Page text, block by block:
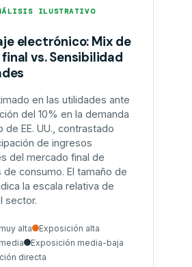
ILUSTRATIVO
electrónico: Mix de
vs. Sensibilidad
en las utilidades ante
del 10% en la demanda
de EE. UU., contrastado
de ingresos
del mercado final de
consumo. El tamaño de
la escala relativa de
sector.
alta
Exposición alta
Exposición media-baja
directa